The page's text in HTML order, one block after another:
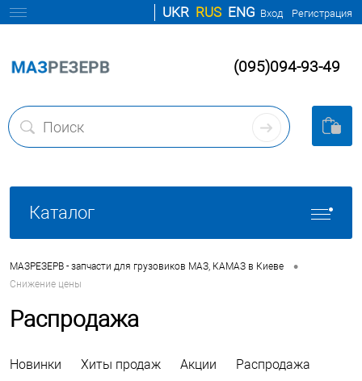
Вход Регистрация
UKR RUS ENG
(095)094-93-49
Каталог
МАЗРЕЗЕРВ - запчасти для грузовиков МАЗ, КАМАЗ в Киеве •
Снижение цены
Распродажа
Новинки Хиты продаж Акции Распродажа